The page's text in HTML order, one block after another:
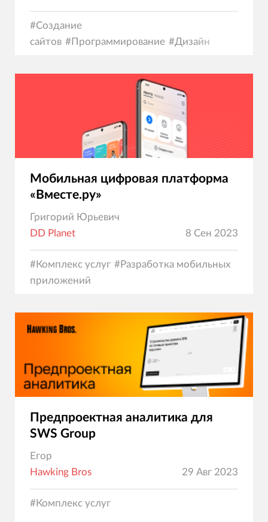
#Создание
сайтов #Программирование #Дизайн
Мобильная цифровая платформа
«Вместе.ру»
Григорий Юрьевич
DD Planet
8 Сен 2023
#Комплекс услуг #Разработка мобильных
приложений
Предпроектная аналитика для
SWS Group
Егор
Hawking Bros
29 Авг 2023
#Комплекс услуг